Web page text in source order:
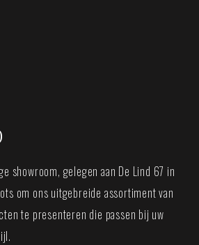
showroom, gelegen aan De Lind 67 in
om ons uitgebreide assortiment van
te presenteren die passen bij uw